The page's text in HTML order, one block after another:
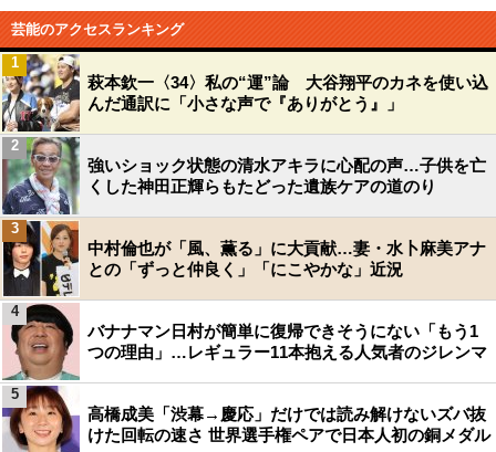
芸能のアクセスランキング
萩本欽一〈34〉私の“運”論 大谷翔平のカネを使い込
んだ通訳に「小さな声で『ありがとう』」
1
強いショック状態の清水アキラに心配の声…子供を亡
くした神田正輝らもたどった遺族ケアの道のり
2
中村倫也が「風、薫る」に大貢献…妻・水卜麻美アナ
との「ずっと仲良く」「にこやかな」近況
3
バナナマン日村が簡単に復帰できそうにない「もう1
つの理由」…レギュラー11本抱える人気者のジレンマ
4
高橋成美「渋幕→慶応」だけでは読み解けないズバ抜
けた回転の速さ 世界選手権ペアで日本人初の銅メダル
5